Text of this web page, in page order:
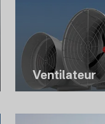
Ventilateur